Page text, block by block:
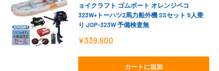
ョイクラフト ゴムボート オレンジペコ
323W+トーハツ2馬力船外機 SSセット 5人乗
り JOP-323W 予備検査無
販
価
¥339,800
カートに追加